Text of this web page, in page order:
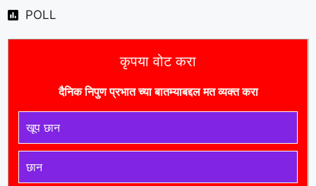
POLL
कृपया वोट करा
दैनिक निपुण प्रभात च्या बातम्याबद्दल मत व्यक्त करा
खूप छान
छान